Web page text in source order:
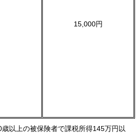
15,000円
以上の被保険者で課税所得145万円以